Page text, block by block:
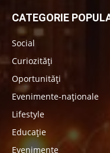
CATEGORIE
Social
Curiozități
Oportunități
Evenimente-naționale
Lifestyle
Educație
Evenimente